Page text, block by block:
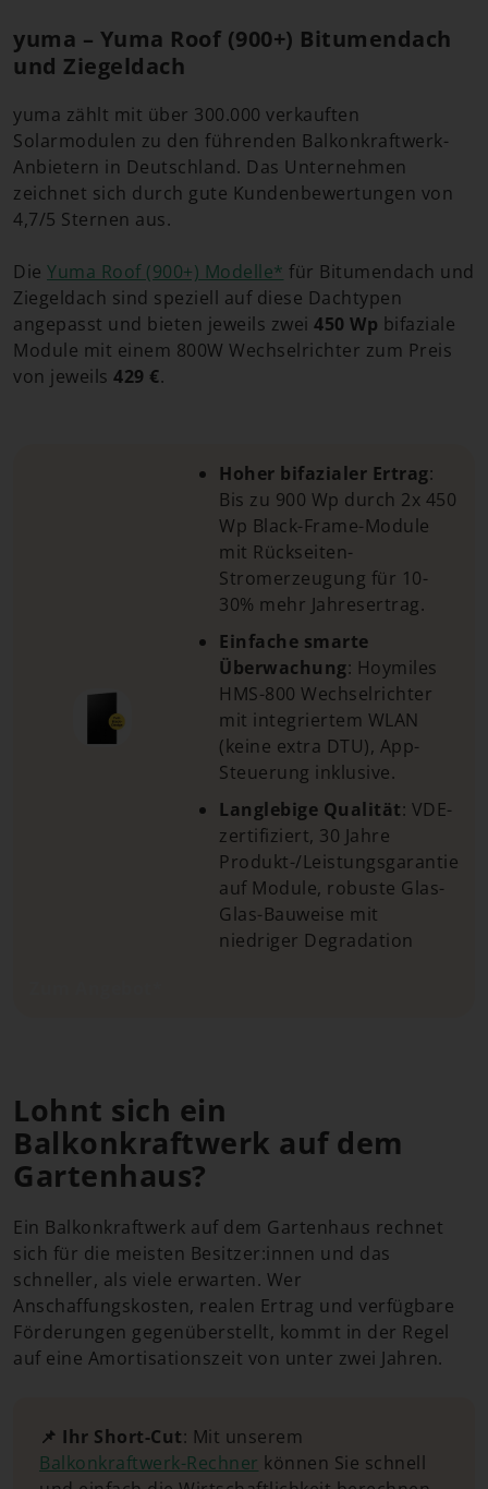
yuma – Yuma Roof (900+) Bitumendach
und Ziegeldach
yuma zählt mit über 300.000 verkauften
Solarmodulen zu den führenden Balkonkraftwerk-
Anbietern in Deutschland. Das Unternehmen
zeichnet sich durch gute Kundenbewertungen von
4,7/5 Sternen aus.
Die Yuma Roof (900+) Modelle* für Bitumendach und
Ziegeldach sind speziell auf diese Dachtypen
angepasst und bieten jeweils zwei 450 Wp bifaziale
Module mit einem 800W Wechselrichter zum Preis
von jeweils 429 €.
Hoher bifazialer Ertrag:
Bis zu 900 Wp durch 2x 450
Wp Black-Frame-Module
mit Rückseiten-
Stromerzeugung für 10-
30% mehr Jahresertrag.
Einfache smarte
Überwachung: Hoymiles
HMS-800 Wechselrichter
mit integriertem WLAN
(keine extra DTU), App-
Steuerung inklusive.
Langlebige Qualität: VDE-
zertifiziert, 30 Jahre
Produkt-/Leistungsgarantie
auf Module, robuste Glas-
Glas-Bauweise mit
niedriger Degradation
Lohnt sich ein
Balkonkraftwerk auf dem
Gartenhaus?
Ein Balkonkraftwerk auf dem Gartenhaus rechnet
sich für die meisten Besitzer:innen und das
schneller, als viele erwarten. Wer
Anschaffungskosten, realen Ertrag und verfügbare
Förderungen gegenüberstellt, kommt in der Regel
auf eine Amortisationszeit von unter zwei Jahren.
📌 Ihr Short-Cut: Mit unserem
Balkonkraftwerk-Rechner können Sie schnell